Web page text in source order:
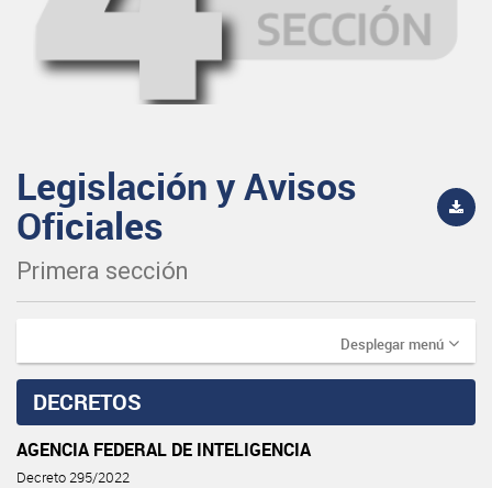
Legislación y Avisos
Oficiales
Primera sección
Desplegar menú
DECRETOS
AGENCIA FEDERAL DE INTELIGENCIA
Decreto 295/2022